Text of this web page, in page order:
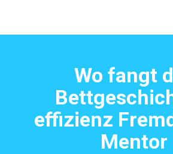
Wo fangt
effizienz
Mentor